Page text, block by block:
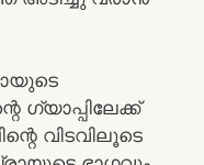
ഗ്യാപ്പിലേക്ക്
വിടവിലൂടെ